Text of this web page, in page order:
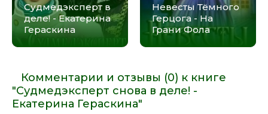
Судмедэксперт в
деле! - Екатерина
Гераскина
Невесты Тёмного
Герцога - На
Грани Фола
Комментарии и отзывы (0) к книге
"Судмедэксперт снова в деле! -
Екатерина Гераскина"